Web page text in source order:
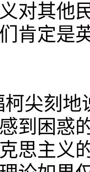
对其他
肯定是
刻地
到困惑
思主义